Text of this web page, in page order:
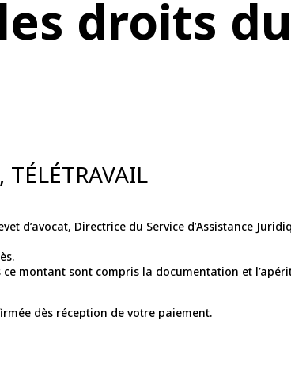
droits du
Directrice du Service d’Assistance
ce montant sont compris la documentation et
dès réception de votre paiement.